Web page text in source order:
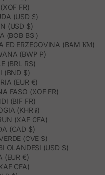
FR)
(USD $)
(USD $)
(BOB BS.)
ED ERZEGOVINA (BAM КМ)
(BWP P)
(BRL R$)
(BND $)
(EUR €)
FASO (XOF FR)
(BIF FR)
(KHR ៛)
(XAF CFA)
(CAD $)
(CVE $)
OLANDESI (USD $)
(EUR €)
CFA)